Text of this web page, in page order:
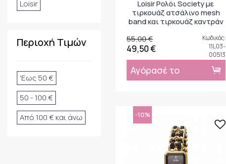
Loisir
Περιοχή Τιμών
'Εως 50 €
50 - 100 €
Από 100 € και άνω
Loisir Ρολόι Society με
τιρκουάζ ατσάλινο mesh
band και τιρκουάζ καντράν
55,00 €
49,50 €
Κωδικός:
11L03-
00513
Αγόρασέ το
-10%